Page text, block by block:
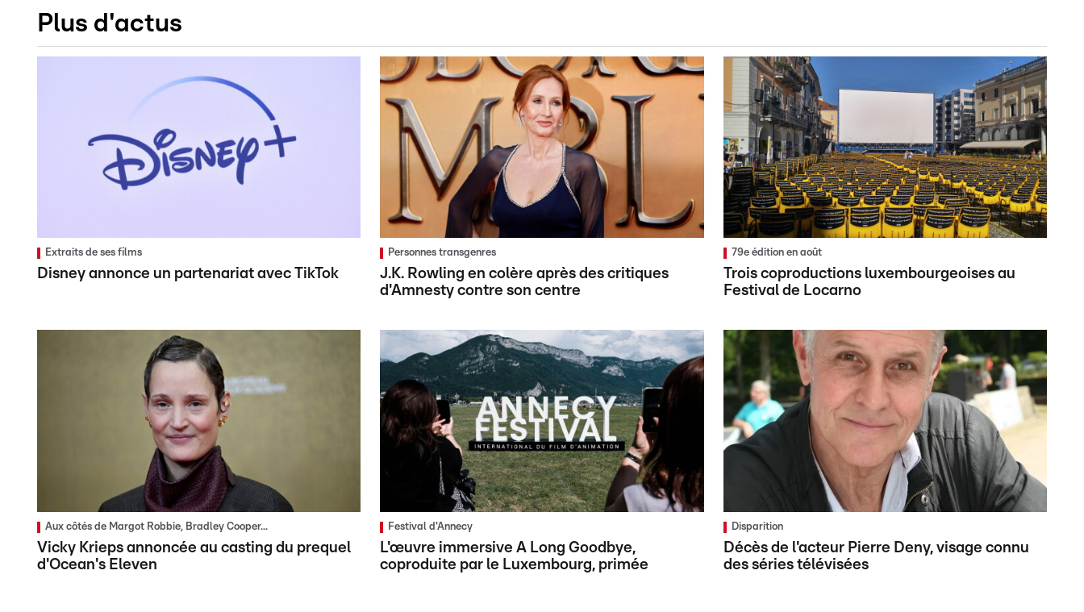
Plus d'actus
Extraits de ses films
Disney annonce un partenariat avec TikTok
Personnes transgenres
J.K. Rowling en colère après des critiques
d'Amnesty contre son centre
79e édition en août
Trois coproductions luxembourgeoises au
Festival de Locarno
Aux côtés de Margot Robbie, Bradley Cooper...
Vicky Krieps annoncée au casting du prequel
d'Ocean's Eleven
Festival d'Annecy
L'œuvre immersive A Long Goodbye,
coproduite par le Luxembourg, primée
Disparition
Décès de l'acteur Pierre Deny, visage connu
des séries télévisées